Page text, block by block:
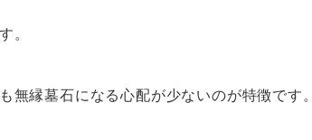
。
無縁墓石になる心配が少ないのが特徴です。